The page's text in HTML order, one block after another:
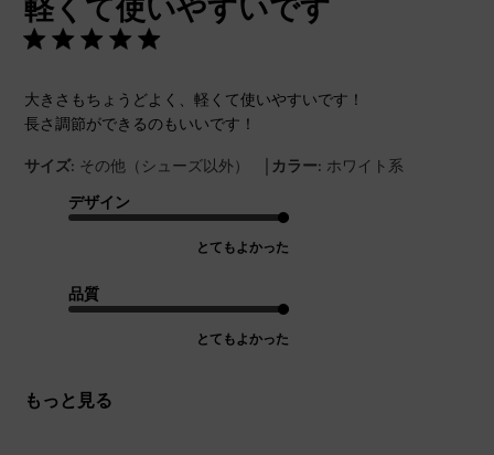
軽くて使いやすいです
大きさもちょうどよく、軽くて使いやすいです！
長さ調節ができるのもいいです！
サイズ: その他（シューズ以外） | カラー: ホワイト系
デザイン
とてもよかった
品質
とてもよかった
もっと見る